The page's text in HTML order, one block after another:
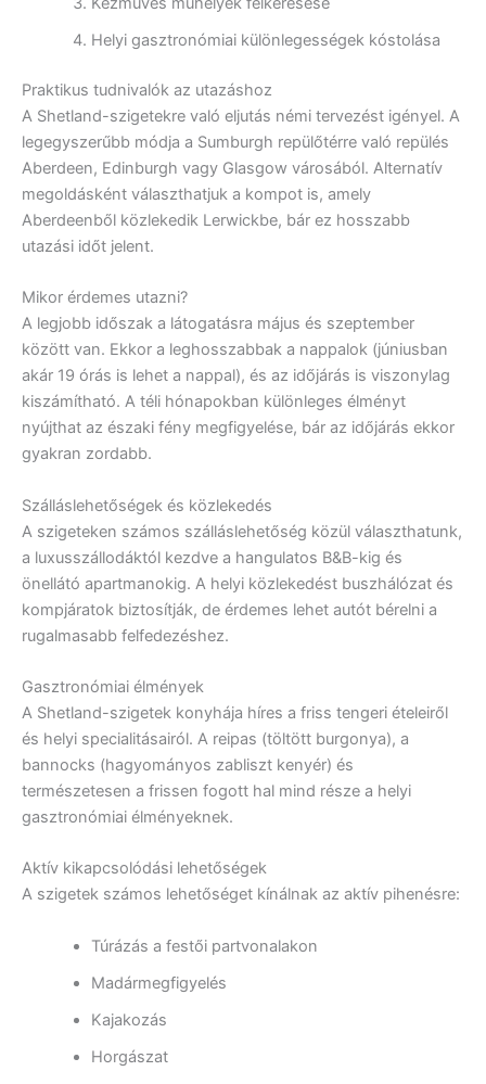
Helyi gasztronómiai különlegességek kóstolása
Praktikus tudnivalók az utazáshoz
A Shetland-szigetekre való eljutás némi tervezést igényel. A
legegyszerűbb módja a Sumburgh repülőtérre való repülés
Aberdeen, Edinburgh vagy Glasgow városából. Alternatív
megoldásként választhatjuk a kompot is, amely
Aberdeenből közlekedik Lerwickbe, bár ez hosszabb
utazási időt jelent.
Mikor érdemes utazni?
A legjobb időszak a látogatásra május és szeptember
között van. Ekkor a leghosszabbak a nappalok (júniusban
akár 19 órás is lehet a nappal), és az időjárás is viszonylag
kiszámítható. A téli hónapokban különleges élményt
nyújthat az északi fény megfigyelése, bár az időjárás ekkor
gyakran zordabb.
Szálláslehetőségek és közlekedés
A szigeteken számos szálláslehetőség közül választhatunk,
a luxusszállodáktól kezdve a hangulatos B&B-kig és
önellátó apartmanokig. A helyi közlekedést buszhálózat és
kompjáratok biztosítják, de érdemes lehet autót bérelni a
rugalmasabb felfedezéshez.
Gasztronómiai élmények
A Shetland-szigetek konyhája híres a friss tengeri ételeiről
és helyi specialitásairól. A reipas (töltött burgonya), a
bannocks (hagyományos zabliszt kenyér) és
természetesen a frissen fogott hal mind része a helyi
gasztronómiai élményeknek.
Aktív kikapcsolódási lehetőségek
A szigetek számos lehetőséget kínálnak az aktív pihenésre:
Túrázás a festői partvonalakon
Madármegfigyelés
Kajakozás
Horgászat